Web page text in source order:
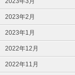
2023年2月
2023年1月
2022年12月
2022年11月